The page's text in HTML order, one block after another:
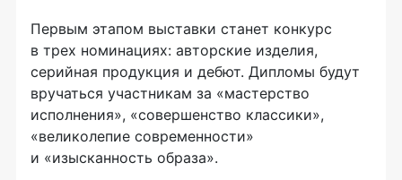
Первым этапом выставки станет конкурс
в трех номинациях: авторские изделия,
серийная продукция и дебют. Дипломы будут
вручаться участникам за «мастерство
исполнения», «совершенство классики»,
«великолепие современности»
и «изысканность образа».